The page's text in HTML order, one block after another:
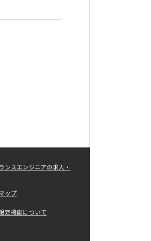
ンスエンジニアの求人・
ップ
定機能について